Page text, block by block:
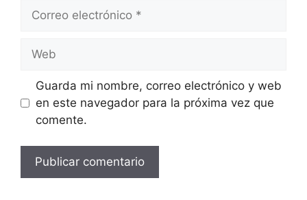
electrónico
Guarda mi nombre, correo electrónico y web
en este navegador para la próxima vez que
comente.